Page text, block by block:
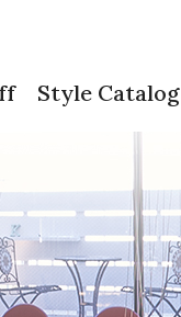
Style Catalog